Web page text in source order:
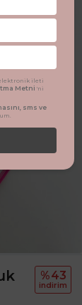
%43
i̇ndi̇ri̇m
ileti
Metni 'ni
sms ve